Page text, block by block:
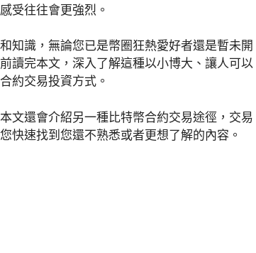
受往往會更強烈。
知識，無論您已是幣圈狂熱愛好者還是暫未開
讀完本文，深入了解這種以小博大、讓人可以
約交易投資方式。
文還會介紹另一種比特幣合約交易途徑，交易
快速找到您還不熟悉或者更想了解的內容。